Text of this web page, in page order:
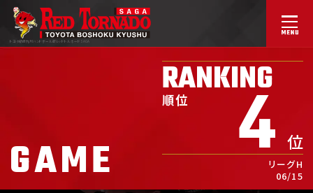
トヨタ紡織九州ハンドボール部レッドトルネードSAGA
GAME
RANKING
順位 4 位
リーグH
06/15